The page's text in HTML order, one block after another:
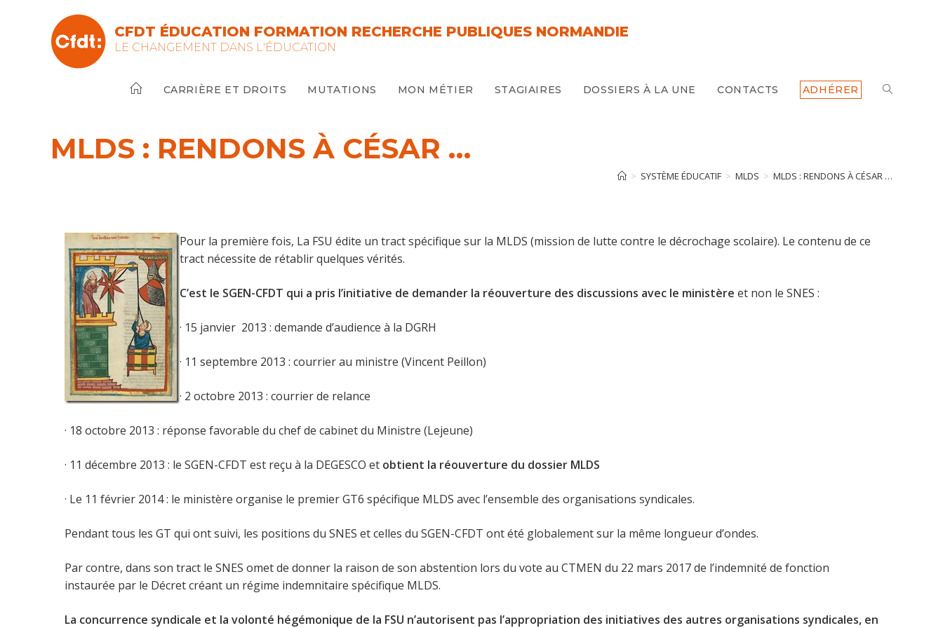
CFDT ÉDUCATION FORMATION RECHERCHE PUBLIQUES NORMANDIE
LE CHANGEMENT DANS L'ÉDUCATION
CARRIÈRE ET DROITS MUTATIONS MON MÉTIER STAGIAIRES DOSSIERS À LA UNE CONTACTS ADHÉRER TOGGLE
MLDS : RENDONS À CÉSAR …
> SYSTÈME ÉDUCATIF > MLDS > MLDS : RENDONS À CÉSAR …
Pour la première fois, La FSU édite un tract spécifique sur la MLDS (mission de lutte contre le décrochage scolaire). Le contenu de ce
tract nécessite de rétablir quelques vérités.
C’est le SGEN-CFDT qui a pris l’initiative de demander la réouverture des discussions avec le ministère et non le SNES :
· 15 janvier 2013 : demande d’audience à la DGRH
· 11 septembre 2013 : courrier au ministre (Vincent Peillon)
· 2 octobre 2013 : courrier de relance
· 18 octobre 2013 : réponse favorable du chef de cabinet du Ministre (Lejeune)
· 11 décembre 2013 : le SGEN-CFDT est reçu à la DEGESCO et obtient la réouverture du dossier MLDS
· Le 11 février 2014 : le ministère organise le premier GT6 spécifique MLDS avec l’ensemble des organisations syndicales.
Pendant tous les GT qui ont suivi, les positions du SNES et celles du SGEN-CFDT ont été globalement sur la même longueur d’ondes.
Par contre, dans son tract le SNES omet de donner la raison de son abstention lors du vote au CTMEN du 22 mars 2017 de l’indemnité de fonction
instaurée par le Décret créant un régime indemnitaire spécifique MLDS.
La concurrence syndicale et la volonté hégémonique de la FSU n’autorisent pas l’appropriation des initiatives des autres organisations syndicales, en